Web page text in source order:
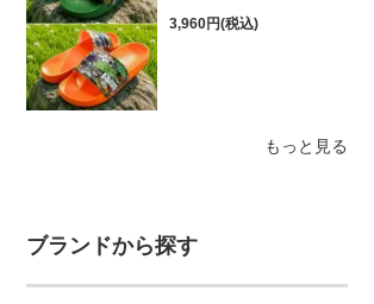
3,960円(税込)
もっと見る
ブランドから探す